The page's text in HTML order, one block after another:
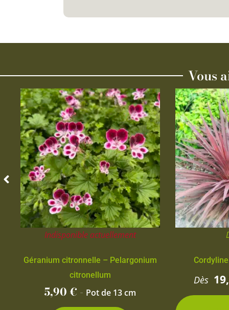
Vous
Indisponible actuellement
Géranium citronnelle – Pelargonium
citronellum
5,90€ - Pot de 13 cm
Dès